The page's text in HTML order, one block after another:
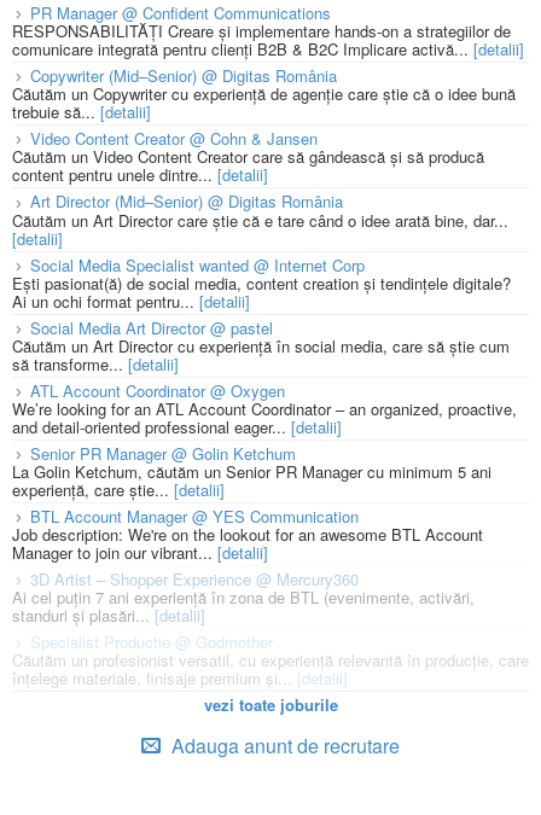
PR Manager @ Confident Communications
RESPONSABILITĂȚI Creare și implementare hands-on a strategiilor de
comunicare integrată pentru clienți B2B & B2C Implicare activă... [detalii]
Copywriter (Mid–Senior) @ Digitas România
Căutăm un Copywriter cu experiență de agenție care știe că o idee bună
trebuie să... [detalii]
Video Content Creator @ Cohn & Jansen
Căutăm un Video Content Creator care să gândească și să producă
content pentru unele dintre... [detalii]
Art Director (Mid–Senior) @ Digitas România
Căutăm un Art Director care știe că e tare când o idee arată bine, dar...
[detalii]
Social Media Specialist wanted @ Internet Corp
Ești pasionat(ă) de social media, content creation și tendințele digitale?
Ai un ochi format pentru... [detalii]
Social Media Art Director @ pastel
Căutăm un Art Director cu experiență în social media, care să știe cum
să transforme... [detalii]
ATL Account Coordinator @ Oxygen
We’re looking for an ATL Account Coordinator – an organized, proactive,
and detail-oriented professional eager... [detalii]
Senior PR Manager @ Golin Ketchum
La Golin Ketchum, căutăm un Senior PR Manager cu minimum 5 ani
experiență, care știe... [detalii]
BTL Account Manager @ YES Communication
Job description: We're on the lookout for an awesome BTL Account
Manager to join our vibrant... [detalii]
3D Artist – Shopper Experience @ Mercury360
Ai cel puțin 7 ani experiență în zona de BTL (evenimente, activări,
standuri și plasări...[detalii]
Specialist Productie @ Godmother
Căutăm un profesionist versatil, cu experiență relevantă în producție, care
înțelege materiale, finisaje premium și... [detalii]
vezi toate joburile
Adauga anunt de recrutare